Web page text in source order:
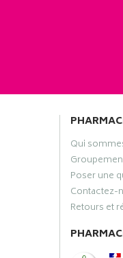
Qui
Poser une
Contactez-
Retours et